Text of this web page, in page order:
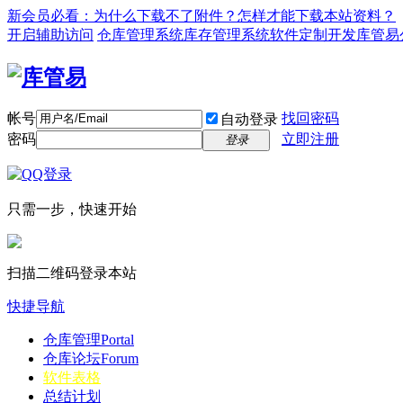
新会员必看：为什么下载不了附件？怎样才能下载本站资料？
开启辅助访问 仓库管理系统库存管理系统软件定制开发库管
帐号 自动登录 找回密码
密码
登录 立即注册
只需一步，快速开始
扫描二维码登录本站
快捷导航
仓库管理Portal
仓库论坛Forum
软件表格
总结计划